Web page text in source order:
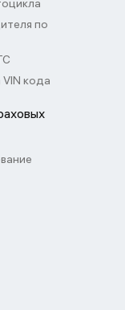
по
кода